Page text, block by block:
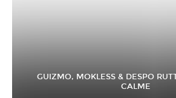
GUIZMO, MOKLESS & DESPO
CALME